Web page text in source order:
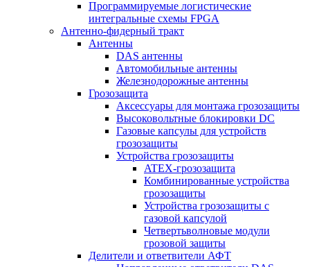
Программируемые логистические
интегральные схемы FPGA
Антенно-фидерный тракт
Антенны
DAS антенны
Автомобильные антенны
Железнодорожные антенны
Грозозащита
Аксессуары для монтажа грозозащиты
Высоковольтные блокировки DC
Газовые капсулы для устройств
грозозащиты
Устройства грозозащиты
ATEX-грозозащита
Комбинированные устройства
грозозащиты
Устройства грозозащиты с
газовой капсулой
Четвертьволновые модули
грозовой защиты
Делители и ответвители АФТ